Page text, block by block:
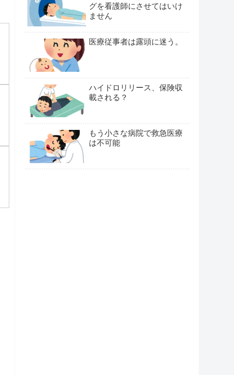
グを看護師にさせてはいけ
ません
医療従事者は露頭に迷う。
ハイドロリリース、保険収
載される？
もう小さな病院で救急医療
は不可能